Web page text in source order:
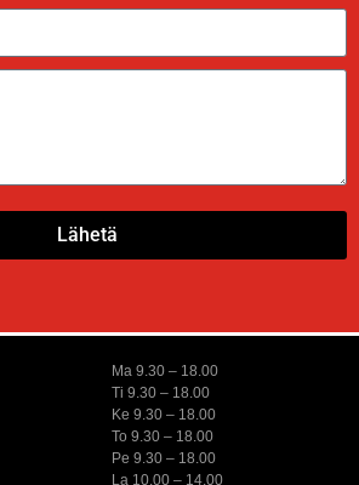
Lähetä
Ma 9.30 – 18.00
Ti 9.30 – 18.00
Ke 9.30 – 18.00
To 9.30 – 18.00
Pe 9.30 – 18.00
La 10.00 – 14.00